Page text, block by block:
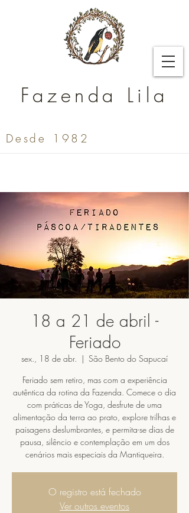
Fazenda Lila
Desde 1982
18 a 21 de abril -
Feriado
sex., 18 de abr.
  |
São Bento do Sapucaí
Feriado sem retiro, mas com a experiência
autêntica da rotina da Fazenda. Comece o dia
com práticas de Yoga, desfrute de uma
alimentação da terra ao prato, explore trilhas e
paisagens deslumbrantes, e permita-se dias de
pausa, silêncio e contemplação em um dos
cenários mais especiais da Mantiqueira.
O registro está fechado
Ver outros eventos